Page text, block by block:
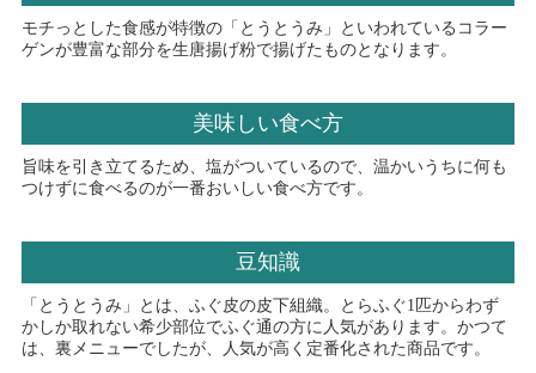
モチっとした食感が特徴の「とうとうみ」といわれているコラー
ゲンが豊富な部分を生唐揚げ粉で揚げたものとなります。
美味しい食べ方
旨味を引き立てるため、塩がついているので、温かいうちに何も
つけずに食べるのが一番おいしい食べ方です。
豆知識
「とうとうみ」とは、ふぐ皮の皮下組織。とらふぐ1匹からわず
かしか取れない希少部位でふぐ通の方に人気があります。かつて
は、裏メニューでしたが、人気が高く定番化された商品です。